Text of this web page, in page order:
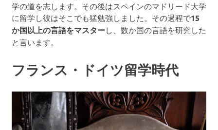
ご
紹
介
ま
学の道を志します。その後はスペインのマドリード大学
に留学し彼はそこでも猛勉強しました。その過程で15
か国以上の言語をマスターし、数か国の言語を研究した
と言います。
フランス・ドイツ留学時代